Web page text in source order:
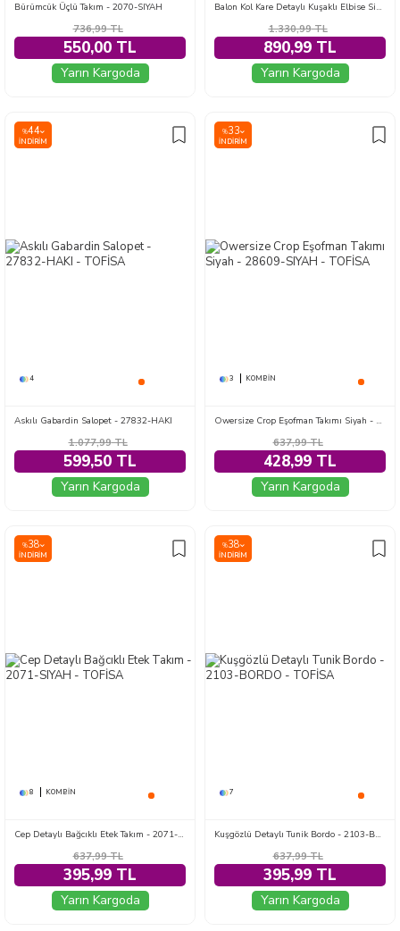
Bürümcük Üçlü Takım - 2070-SIYAH
736,99TL
550,00 TL
Yarın Kargoda
Balon Kol Kare Detaylı Kuşaklı Elbise Siyah - 28507-SIYAH
1.330,99TL
890,99 TL
Yarın Kargoda
%44
İNDIRIM
4
Askılı Gabardin Salopet - 27832-HAKI
1.077,99TL
599,50 TL
Yarın Kargoda
%33
İNDIRIM
3 KOMBIN
Owersize Crop Eşofman Takımı Siyah - 28609-SIYAH
637,99TL
428,99 TL
Yarın Kargoda
%38
İNDIRIM
8 KOMBIN
Cep Detaylı Bağcıklı Etek Takım - 2071-SIYAH
637,99TL
395,99 TL
Yarın Kargoda
%38
İNDIRIM
7
Kuşgözlü Detaylı Tunik Bordo - 2103-BORDO
637,99TL
395,99 TL
Yarın Kargoda